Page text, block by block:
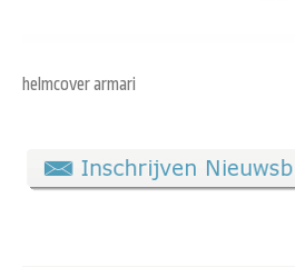
helmcover armari